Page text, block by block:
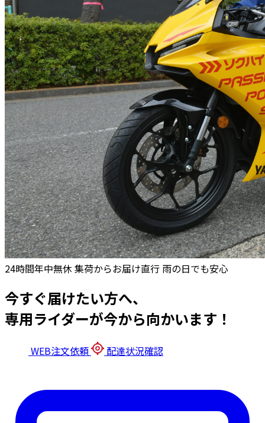
24時間年中無休 集荷からお届け直行 雨の日でも安心
今すぐ届けたい方へ、
専用ライダーが今から向かいます！
WEB注文依頼 配達状況確認